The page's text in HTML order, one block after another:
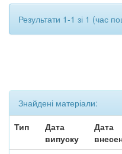
Результати 1-1 зі 1 (час
Знайдені матеріали:
Тип
Дата
випуску
Дата